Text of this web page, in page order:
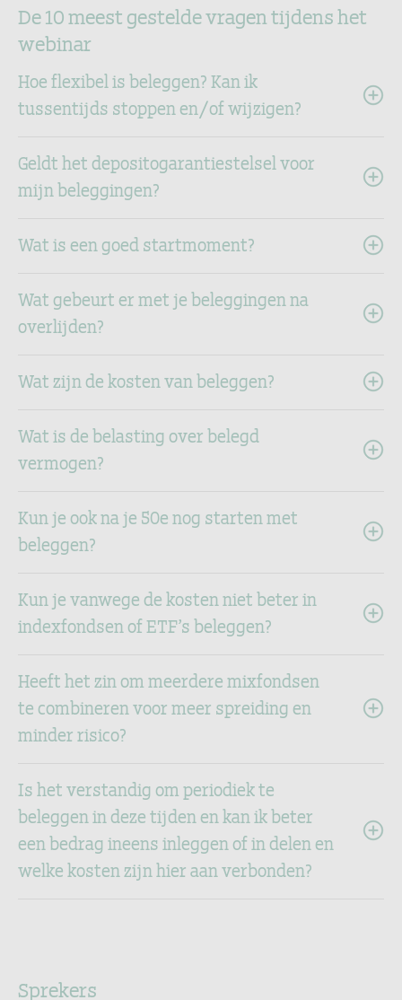
De 10 meest gestelde vragen tijdens het
webinar
Hoe flexibel is beleggen? Kan ik
tussentijds stoppen en/of wijzigen?
Geldt het depositogarantiestelsel voor
mijn beleggingen?
Wat is een goed startmoment?
Wat gebeurt er met je beleggingen na
overlijden?
Wat zijn de kosten van beleggen?
Wat is de belasting over belegd
vermogen?
Kun je ook na je 50e nog starten met
beleggen?
Kun je vanwege de kosten niet beter in
indexfondsen of ETF’s beleggen?
Heeft het zin om meerdere mixfondsen
te combineren voor meer spreiding en
minder risico?
Is het verstandig om periodiek te
beleggen in deze tijden en kan ik beter
een bedrag ineens inleggen of in delen en
welke kosten zijn hier aan verbonden?
Sprekers